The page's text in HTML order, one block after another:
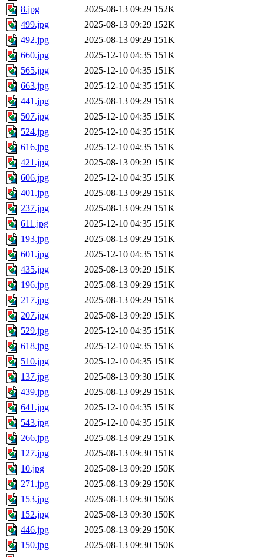
8.jpg
2025-08-13 09:29 152K
499.jpg
2025-08-13 09:29 152K
492.jpg
2025-08-13 09:29 151K
660.jpg
2025-12-10 04:35 151K
565.jpg
2025-12-10 04:35 151K
663.jpg
2025-12-10 04:35 151K
441.jpg
2025-08-13 09:29 151K
507.jpg
2025-12-10 04:35 151K
524.jpg
2025-12-10 04:35 151K
616.jpg
2025-12-10 04:35 151K
421.jpg
2025-08-13 09:29 151K
606.jpg
2025-12-10 04:35 151K
401.jpg
2025-08-13 09:29 151K
237.jpg
2025-08-13 09:29 151K
611.jpg
2025-12-10 04:35 151K
193.jpg
2025-08-13 09:29 151K
601.jpg
2025-12-10 04:35 151K
435.jpg
2025-08-13 09:29 151K
196.jpg
2025-08-13 09:29 151K
217.jpg
2025-08-13 09:29 151K
207.jpg
2025-08-13 09:29 151K
529.jpg
2025-12-10 04:35 151K
618.jpg
2025-12-10 04:35 151K
510.jpg
2025-12-10 04:35 151K
137.jpg
2025-08-13 09:30 151K
439.jpg
2025-08-13 09:29 151K
641.jpg
2025-12-10 04:35 151K
543.jpg
2025-12-10 04:35 151K
266.jpg
2025-08-13 09:29 151K
127.jpg
2025-08-13 09:30 151K
10.jpg
2025-08-13 09:29 150K
271.jpg
2025-08-13 09:29 150K
153.jpg
2025-08-13 09:30 150K
152.jpg
2025-08-13 09:30 150K
446.jpg
2025-08-13 09:29 150K
150.jpg
2025-08-13 09:30 150K